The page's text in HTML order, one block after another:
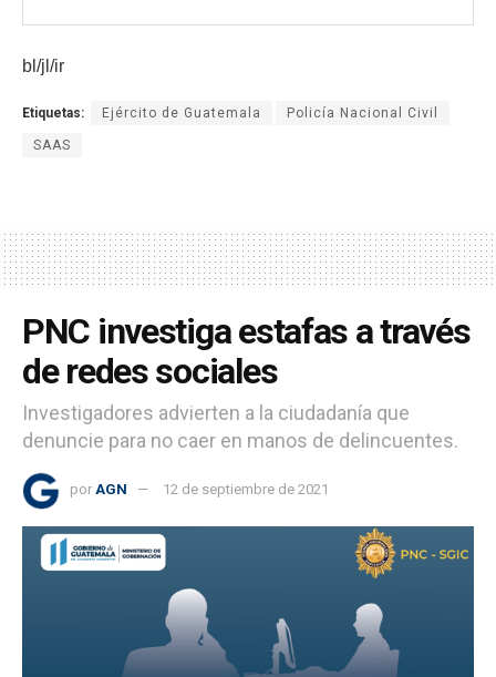
bl/jl/ir
Etiquetas: Ejército de Guatemala Policía Nacional Civil
SAAS
PNC investiga estafas a través
de redes sociales
Investigadores advierten a la ciudadanía que
denuncie para no caer en manos de delincuentes.
por AGN 12 de septiembre de 2021